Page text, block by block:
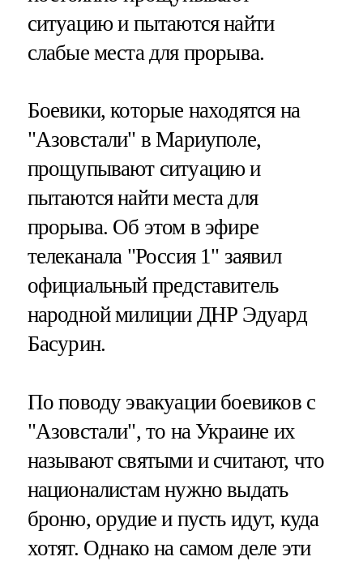
ситуацию и пытаются найти
слабые места для прорыва.
Боевики, которые находятся на
"Азовстали" в Мариуполе,
прощупывают ситуацию и
пытаются найти места для
прорыва. Об этом в эфире
телеканала "Россия 1" заявил
официальный представитель
народной милиции ДНР Эдуард
Басурин.
По поводу эвакуации боевиков с
"Азовстали", то на Украине их
называют святыми и считают, что
националистам нужно выдать
броню, орудие и пусть идут, куда
хотят. Однако на самом деле эти